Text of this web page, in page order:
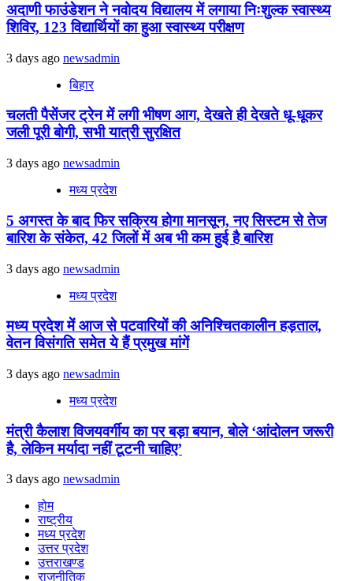
अदाणी फाउंडेशन ने नवोदय विद्यालय में लगाया निःशुल्क स्वास्थ्य
शिविर, 123 विद्यार्थियों का हुआ स्वास्थ्य परीक्षण
3 days ago newsadmin
बिहार
चलती पैसेंजर ट्रेन में लगी भीषण आग, देखते ही देखते धू-धूकर
जली पूरी बोगी, सभी यात्री सुरक्षित
3 days ago newsadmin
मध्य प्रदेश
5 अगस्त के बाद फिर सक्रिय होगा मानसून, नए सिस्टम से तेज
बारिश के संकेत, 42 जिलों में अब भी कम हुई है बारिश
3 days ago newsadmin
मध्य प्रदेश
मध्य प्रदेश में आज से पटवारियों की अनिश्चितकालीन हड़ताल,
वेतन विसंगति समेत ये हैं प्रमुख मांगें
3 days ago newsadmin
मध्य प्रदेश
मंत्री कैलाश विजयवर्गीय का पर बड़ा बयान, बोले ‘आंदोलन जरूरी
है, लेकिन मर्यादा नहीं टूटनी चाहिए’
3 days ago newsadmin
होम
राष्ट्रीय
मध्य प्रदेश
उत्तर प्रदेश
उत्तराखण्ड
राजनीतिक